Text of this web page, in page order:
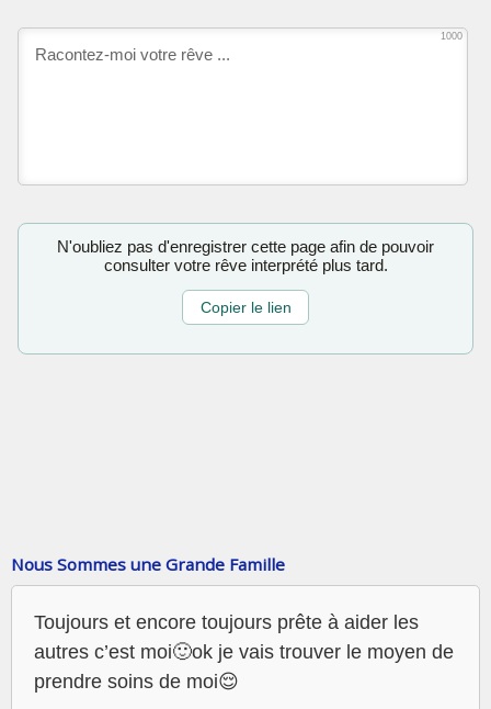
1000
N'oubliez pas d'enregistrer cette page afin de pouvoir
consulter votre rêve interprété plus tard.
Copier le lien
Nous Sommes une Grande Famille
Toujours et encore toujours prête à aider les
autres c’est moi🙂ok je vais trouver le moyen de
prendre soins de moi😌